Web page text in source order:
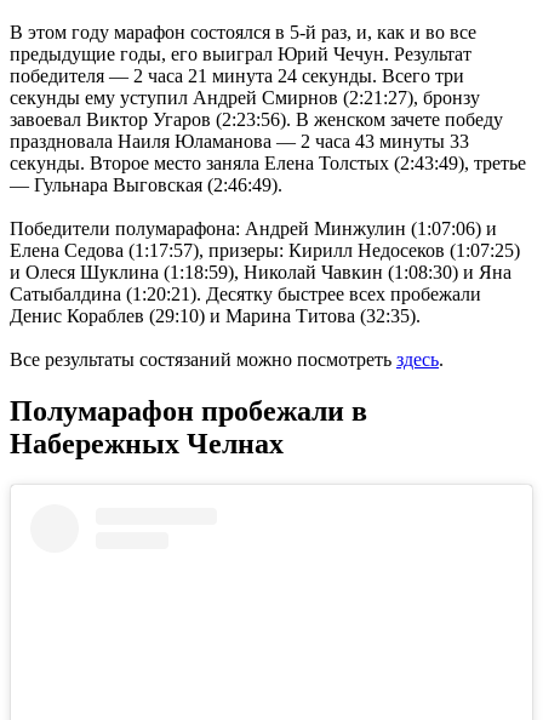
В этом году марафон состоялся в 5-й раз, и, как и во все
предыдущие годы, его выиграл Юрий Чечун. Результат
победителя — 2 часа 21 минута 24 секунды. Всего три
секунды ему уступил Андрей Смирнов (2:21:27), бронзу
завоевал Виктор Угаров (2:23:56). В женском зачете победу
праздновала Наиля Юламанова — 2 часа 43 минуты 33
секунды. Второе место заняла Елена Толстых (2:43:49), третье
— Гульнара Выговская (2:46:49).
Победители полумарафона: Андрей Минжулин (1:07:06) и
Елена Седова (1:17:57), призеры: Кирилл Недосеков (1:07:25)
и Олеся Шуклина (1:18:59), Николай Чавкин (1:08:30) и Яна
Сатыбалдина (1:20:21). Десятку быстрее всех пробежали
Денис Кораблев (29:10) и Марина Титова (32:35).
Все результаты состязаний можно посмотреть здесь.
Полумарафон пробежали в
Набережных Челнах